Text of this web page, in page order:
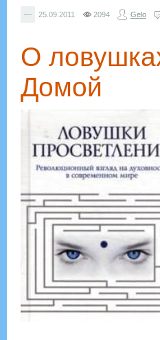
— 25.09.2011 2094 Gelo
О
Домой